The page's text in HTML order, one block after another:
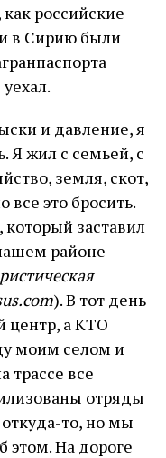
российские
в Сирию были
и давление, я
Я жил с семьей, с
земля, скот,
это бросить.
заставил
районе
.com). В тот день
центр, а КТО
моим селом и
все
отряды
то, но мы
этом. На дороге